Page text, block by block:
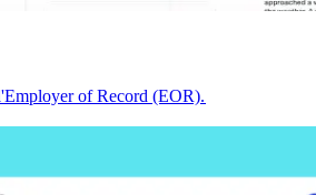
of Record (EOR).​​